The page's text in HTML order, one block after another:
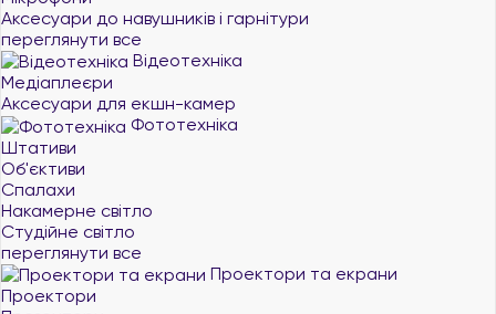
Аксесуари до навушників і гарнітури
переглянути все
Відеотехніка
Медіаплеєри
Аксесуари для екшн-камер
Фототехніка
Штативи
Об'єктиви
Спалахи
Накамерне світло
Студійне світло
переглянути все
Проектори та екрани
Проектори